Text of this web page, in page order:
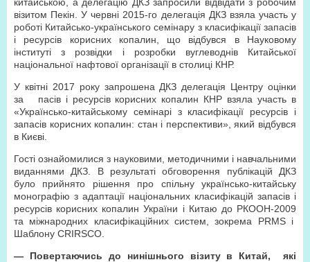
візитом Пекін. У червні 2015-го делегація ДКЗ взяла участь у
роботі Китайсько-українського семінару з класифікації запасів
і ресурсів корисних копалин, що відбувся в Науковому
інституті з розвідки і розробки вуглеводнів Китайської
національної нафтової організації в столиці КНР.
У квітні 2017 року запрошена ДКЗ делегація Центру оцінки
за пасів і ресурсів корисних копалин КНР взяла участь в
«Українсько-китайському семінарі з класифікації ресурсів і
запасів корисних копалин: стан і перспективи», який відбувся
в Києві.
Гості ознайомилися з науковими, методичними і навчальними
виданнями ДКЗ. В результаті обговорення публікацій ДКЗ
було прийнято рішення про спільну українсько-китайську
монографію з адаптації національних класифікацій запасів і
ресурсів корисних копалин України і Китаю до РКООН-2009
та міжнародних класифікаційних систем, зокрема PRMS і
Шаблону CRIRSCO.
— Повертаючись до нинішнього візиту в Китай, які